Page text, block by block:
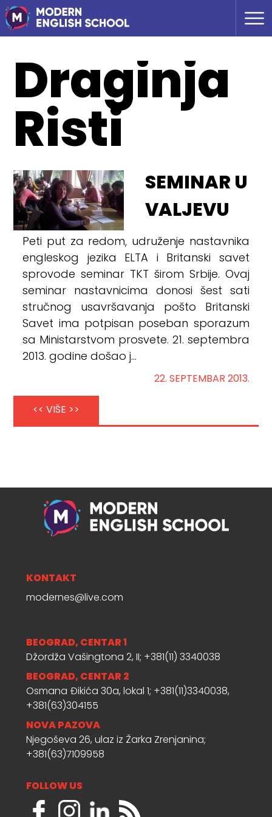
Draginja
Risti
SEMINAR U
VALJEVU
Peti put za redom, udruženje nastavnika
engleskog jezika ELTA i Britanski savet
sprovode seminar TKT širom Srbije. Ovaj
seminar nastavnicima donosi šest sati
stručnog usavršavanja pošto Britanski
Savet ima potpisan poseban sporazum
sa Ministarstvom prosvete. 21. septembra
2013. godine došao j...
22. SEPTEMBAR 2013.
<< VIŠE >>
KONTAKT
modernes@live.com
BEOGRAD, CENTAR 1
Džordža Vašingtona 2, II; +381(11) 3340038
BEOGRAD, CENTAR 2
Osmana Đikića 30a, lokal 1; +381(11)3340038,
+381(63)304155
NOVA PAZOVA
Njegoševa 26, ulaz iz Žarka Zrenjanina;
+381(63)7109958
FOLLOW US